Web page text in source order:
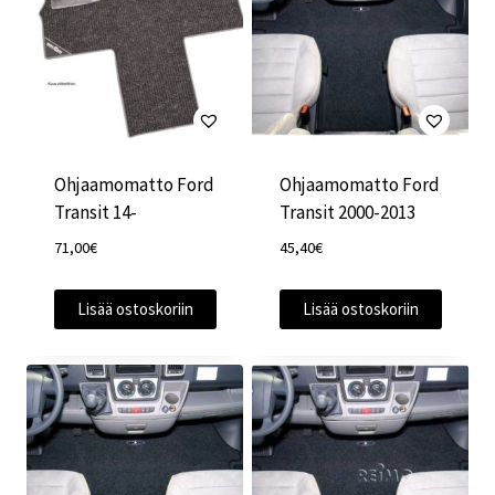
Ohjaamomatto Ford
Transit 14-
71,00€
Lisää ostoskoriin
Ohjaamomatto Ford
Transit 2000-2013
45,40€
Lisää ostoskoriin